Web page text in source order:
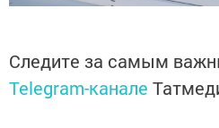
Следите за самым
Telegram-канале